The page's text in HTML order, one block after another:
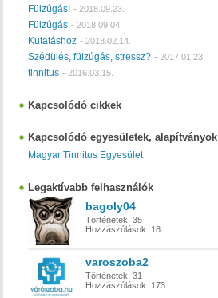
Fülzúgás! - 2018.09.23.
Fülzúgás - 2018.09.04.
Kutatáshoz - 2018.02.14.
Szédülés, fülzúgás, stressz? - 2017.01.23.
tinnitus - 2016.03.15.
Kapcsolódó cikkek
Kapcsolódó egyesületek, alapítványok
Magyar Tinnitus Egyesület
Legaktívabb felhasználók
bagoly04
Történetek: 35
Hozzászólások: 18
varoszoba2
Történetek: 31
Hozzászólások: 173